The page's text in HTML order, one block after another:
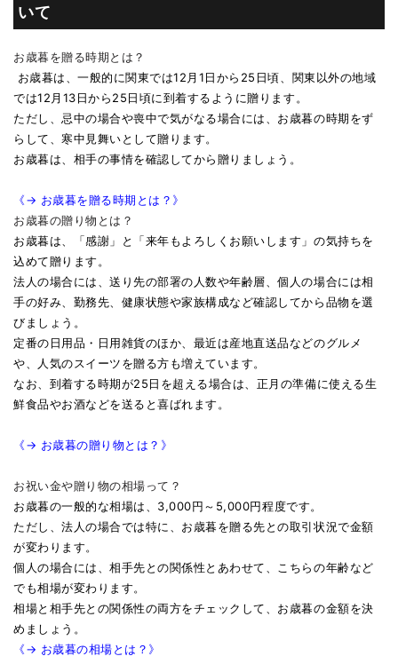
いて
お歳暮を贈る時期とは？
お歳暮は、一般的に関東では12月1日から25日頃、関東以外の地域
では12月13日から25日頃に到着するように贈ります。
ただし、忌中の場合や喪中で気がなる場合には、お歳暮の時期をず
らして、寒中見舞いとして贈ります。
お歳暮は、相手の事情を確認してから贈りましょう。
《→ お歳暮を贈る時期とは？》
お歳暮の贈り物とは？
お歳暮は、「感謝」と「来年もよろしくお願いします」の気持ちを
込めて贈ります。
法人の場合には、送り先の部署の人数や年齢層、個人の場合には相
手の好み、勤務先、健康状態や家族構成など確認してから品物を選
びましょう。
定番の日用品・日用雑貨のほか、最近は産地直送品などのグルメ
や、人気のスイーツを贈る方も増えています。
なお、到着する時期が25日を超える場合は、正月の準備に使える生
鮮食品やお酒などを送ると喜ばれます。
《→ お歳暮の贈り物とは？》
お祝い金や贈り物の相場って？
お歳暮の一般的な相場は、3,000円～5,000円程度です。
ただし、法人の場合では特に、お歳暮を贈る先との取引状況で金額
が変わります。
個人の場合には、相手先との関係性とあわせて、こちらの年齢など
でも相場が変わります。
相場と相手先との関係性の両方をチェックして、お歳暮の金額を決
めましょう。
《→ お歳暮の相場とは？》